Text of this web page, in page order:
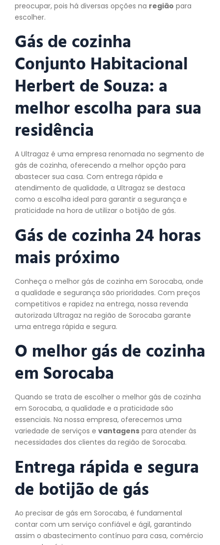
preocupar, pois há diversas opções na região para
escolher.
Gás de cozinha
Conjunto Habitacional
Herbert de Souza: a
melhor escolha para sua
residência
A Ultragaz é uma empresa renomada no segmento de
gás de cozinha, oferecendo a melhor opção para
abastecer sua casa. Com entrega rápida e
atendimento de qualidade, a Ultragaz se destaca
como a escolha ideal para garantir a segurança e
praticidade na hora de utilizar o botijão de gás.
Gás de cozinha 24 horas
mais próximo
Conheça o melhor gás de cozinha em Sorocaba, onde
a qualidade e segurança são prioridades. Com preços
competitivos e rapidez na entrega, nossa revenda
autorizada Ultragaz na região de Sorocaba garante
uma entrega rápida e segura.
O melhor gás de cozinha
em Sorocaba
Quando se trata de escolher o melhor gás de cozinha
em Sorocaba, a qualidade e a praticidade são
essenciais. Na nossa empresa, oferecemos uma
variedade de serviços e vantagens para atender às
necessidades dos clientes da região de Sorocaba.
Entrega rápida e segura
de botijão de gás
Ao precisar de gás em Sorocaba, é fundamental
contar com um serviço confiável e ágil, garantindo
assim o abastecimento contínuo para casa, comércio